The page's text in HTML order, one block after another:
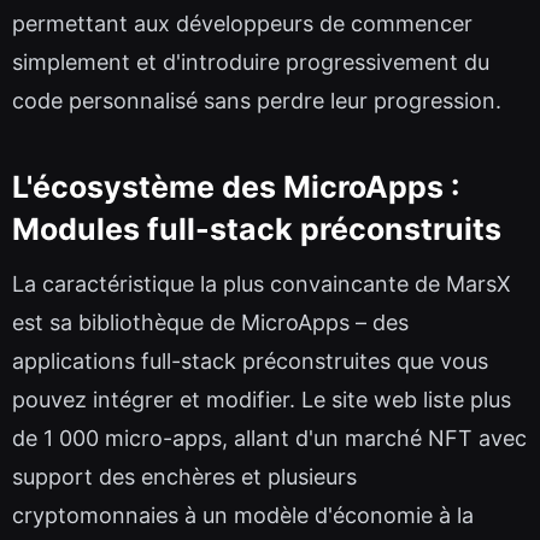
permettant aux développeurs de commencer
simplement et d'introduire progressivement du
code personnalisé sans perdre leur progression.
L'écosystème des MicroApps :
Modules full-stack préconstruits
La caractéristique la plus convaincante de MarsX
est sa bibliothèque de MicroApps – des
applications full-stack préconstruites que vous
pouvez intégrer et modifier. Le site web liste plus
de 1 000 micro-apps, allant d'un marché NFT avec
support des enchères et plusieurs
cryptomonnaies à un modèle d'économie à la